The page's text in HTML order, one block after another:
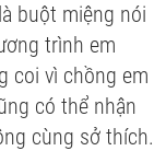
buột miệng nói
trình em
coi vì chồng em
có thể nhận
cùng sở thích.